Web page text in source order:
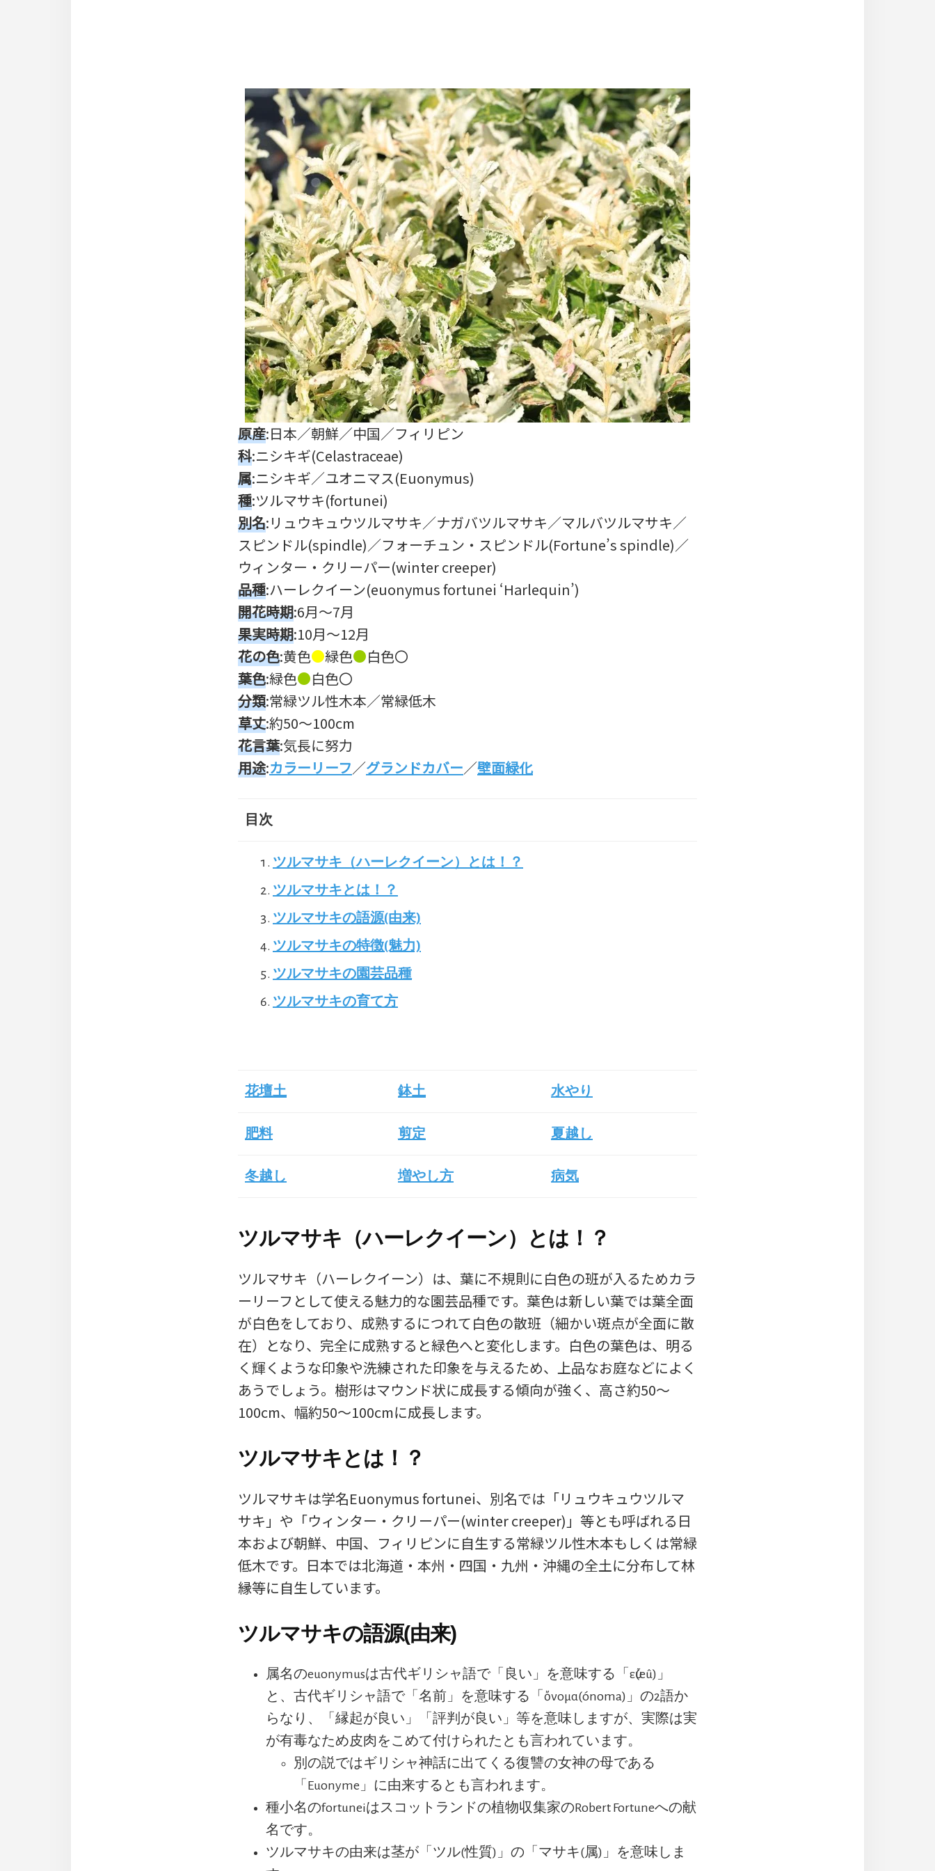
原産:日本／朝鮮／中国／フィリピン
科:ニシキギ(Celastraceae)
属:ニシキギ／ユオニマス(Euonymus)
種:ツルマサキ(fortunei)
別名:リュウキュウツルマサキ／ナガバツルマサキ／マルバツルマサキ／
スピンドル(spindle)／フォーチュン・スピンドル(Fortune’s spindle)／
ウィンター・クリーパー(winter creeper)
品種:ハーレクイーン(euonymus fortunei ‘Harlequin’)
開花時期:6月～7月
果実時期:10月～12月
花の色:黄色●緑色●白色〇
葉色:緑色●白色〇
分類:常緑ツル性木本／常緑低木
草丈:約50～100cm
花言葉:気長に努力
用途:カラーリーフ／グランドカバー／壁面緑化
目次
ツルマサキ（ハーレクイーン）とは！？
ツルマサキとは！？
ツルマサキの語源(由来)
ツルマサキの特徴(魅力)
ツルマサキの園芸品種
ツルマサキの育て方
花壇土 鉢土 水やり
肥料 剪定 夏越し
冬越し 増やし方 病気
ツルマサキ（ハーレクイーン）とは！？
ツルマサキ（ハーレクイーン）は、葉に不規則に白色の班が入るためカラ
ーリーフとして使える魅力的な園芸品種です。葉色は新しい葉では葉全面
が白色をしており、成熟するにつれて白色の散班（細かい斑点が全面に散
在）となり、完全に成熟すると緑色へと変化します。白色の葉色は、明る
く輝くような印象や洗練された印象を与えるため、上品なお庭などによく
あうでしょう。樹形はマウンド状に成長する傾向が強く、高さ約50～
100cm、幅約50～100cmに成長します。
ツルマサキとは！？
ツルマサキは学名Euonymus fortunei、別名では「リュウキュウツルマ
サキ」や「ウィンター・クリーパー(winter creeper)」等とも呼ばれる日
本および朝鮮、中国、フィリピンに自生する常緑ツル性木本もしくは常緑
低木です。日本では北海道・本州・四国・九州・沖縄の全土に分布して林
縁等に自生しています。
ツルマサキの語源(由来)
属名のeuonymusは古代ギリシャ語で「良い」を意味する「εὖ(eû)」
と、古代ギリシャ語で「名前」を意味する「ὄνομα(ónoma)」の2語か
らなり、「縁起が良い」「評判が良い」等を意味しますが、実際は実
が有毒なため皮肉をこめて付けられたとも言われています。
別の説ではギリシャ神話に出てくる復讐の女神の母である
「Euonyme」に由来するとも言われます。
種小名のfortuneiはスコットランドの植物収集家のRobert Fortuneへの献
名です。
ツルマサキの由来は茎が「ツル(性質)」の「マサキ(属)」を意味しま